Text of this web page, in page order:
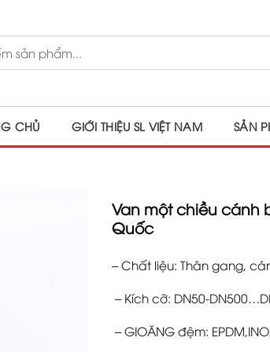
CHỦ GIỚI THIỆU SL VIỆT NAM SẢN
Van một chiều cánh
Quốc
– Chất liệu: Thân gang,
– Kích cỡ: DN50-
– GIOĂNG đệm: